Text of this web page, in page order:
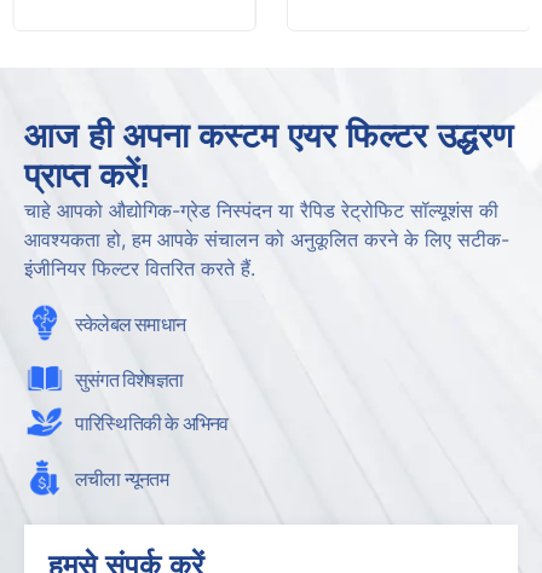
आज ही अपना कस्टम एयर फिल्टर उद्धरण
प्राप्त करें!
चाहे आपको औद्योगिक-ग्रेड निस्पंदन या रैपिड रेट्रोफिट सॉल्यूशंस की
आवश्यकता हो, हम आपके संचालन को अनुकूलित करने के लिए सटीक-
इंजीनियर फिल्टर वितरित करते हैं.
स्केलेबल समाधान
सुसंगत विशेषज्ञता
पारिस्थितिकी के अभिनव
लचीला न्यूनतम
हमसे संपर्क करें